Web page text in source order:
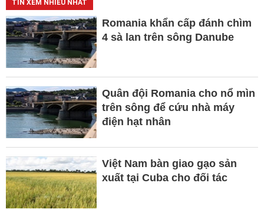
TIN XEM NHIỀU NHẤT
Romania khẩn cấp đánh chìm
4 sà lan trên sông Danube
Quân đội Romania cho nổ mìn
trên sông để cứu nhà máy
điện hạt nhân
Việt Nam bàn giao gạo sản
xuất tại Cuba cho đối tác